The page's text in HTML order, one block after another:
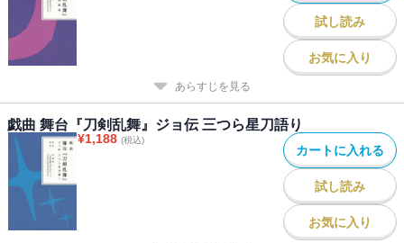
試し読み
お気に入り
あらすじを見る
戯曲 舞台『刀剣乱舞』ジョ伝 三つら星刀語り
¥1,188 (税込)
カートに入れる
試し読み
お気に入り